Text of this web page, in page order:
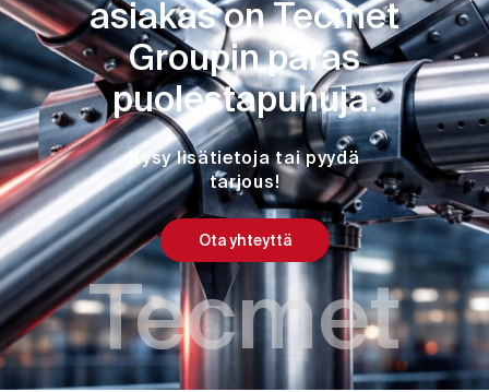
asiakas on Tecmet
Groupin paras
puolestapuhuja.
Kysy lisätietoja tai pyydä
tarjous!
Ota yhteyttä
Tecmet